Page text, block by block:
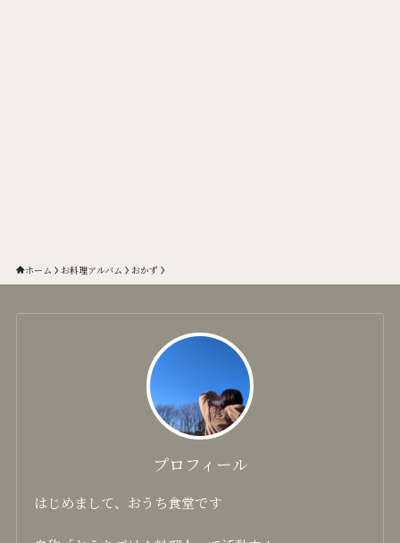
ホーム お料理アルバム おかず
プロフィール
はじめまして、おうち食堂です